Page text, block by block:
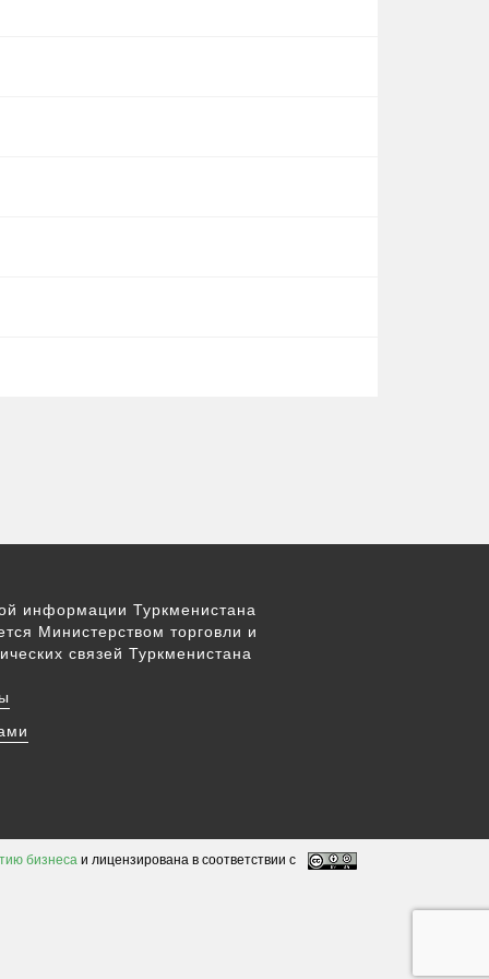
информации Туркменистана
Министерством торговли и
связей Туркменистана
бизнеса и лицензирована в соответствии с